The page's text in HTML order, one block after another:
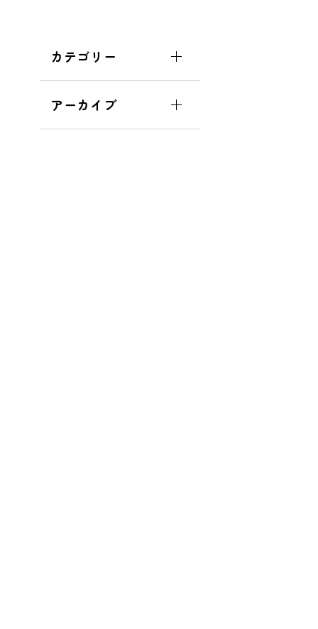
カテゴリー
アーカイブ